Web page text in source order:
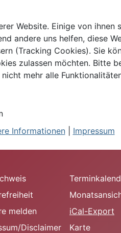
melden
Disclaimer
iCal-Export
Karte
Website. Einige von ihnen
andere uns helfen, diese
(Tracking Cookies). Sie
zulassen möchten. Bitte
mehr alle
Informationen| Impressum